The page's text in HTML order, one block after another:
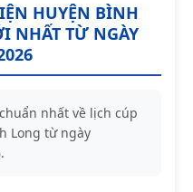
HUYỆN BÌNH
NHẤT TỪ NGÀY
nhất về lịch cúp
Long từ ngày